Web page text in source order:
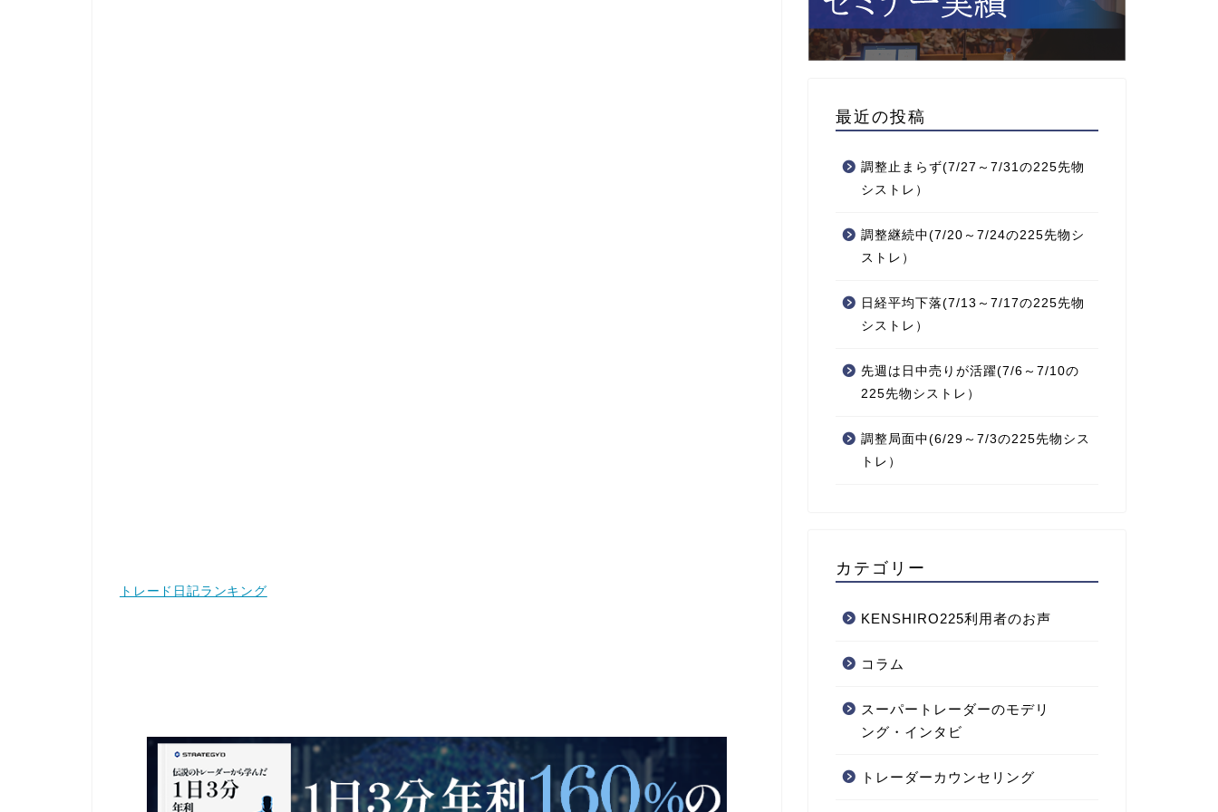
トレード日記ランキング
最近の投稿
調整止まらず(7/27～7/31の225先物
シストレ）
調整継続中(7/20～7/24の225先物シ
ストレ）
日経平均下落(7/13～7/17の225先物
シストレ）
先週は日中売りが活躍(7/6～7/10の
225先物シストレ）
調整局面中(6/29～7/3の225先物シス
トレ）
カテゴリー
KENSHIRO225利用者のお声
コラム
スーパートレーダーのモデリ
ング・インタビ
トレーダーカウンセリング